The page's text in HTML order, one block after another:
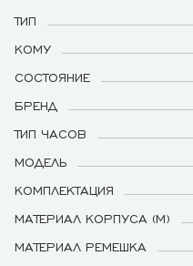
ТИП
КОМУ
СОСТОЯНИЕ
БРЕНД
ТИП ЧАСОВ
МОДЕЛЬ
КОМПЛЕКТАЦИЯ
МАТЕРИАЛ КОРПУСА (М)
МАТЕРИАЛ РЕМЕШКА